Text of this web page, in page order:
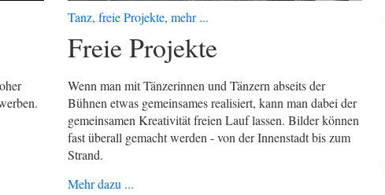
Tanz, freie Projekte, mehr ...
Freie Projekte
Wenn man mit Tänzerinnen und Tänzern abseits der
Bühnen etwas gemeinsames realisiert, kann man dabei der
gemeinsamen Kreativität freien Lauf lassen. Bilder können
fast überall gemacht werden - von der Innenstadt bis zum
Strand.
Mehr dazu ...